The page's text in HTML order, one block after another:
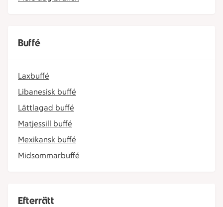
Buffé
Laxbuffé
Libanesisk buffé
Lättlagad buffé
Matjessill buffé
Mexikansk buffé
Midsommarbuffé
Efterrätt